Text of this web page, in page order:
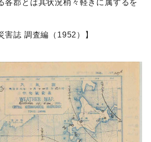
各郡とは其状況梢々軽きに属するを
害誌 調査編（1952）】